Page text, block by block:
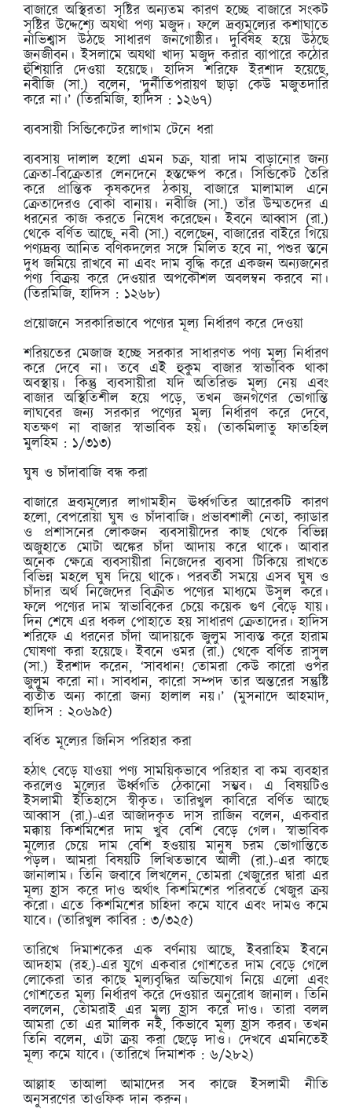
বাজারে অস্থিরতা সৃষ্টির অন্যতম কারণ হচ্ছে বাজারে সংকট
সৃষ্টির উদ্দেশ্যে অযথা পণ্য মজুদ। ফলে দ্রব্যমূল্যের কশাঘাতে
নাভিশ্বাস উঠছে সাধারণ জনগোষ্ঠীর। দুর্বিষহ হয়ে উঠছে
জনজীবন। ইসলামে অযথা খাদ্য মজুদ করার ব্যাপারে কঠোর
হুঁশিয়ারি দেওয়া হয়েছে। হাদিস শরিফে ইরশাদ হয়েছে,
নবীজি (সা.) বলেন, ‘দুর্নীতিপরায়ণ ছাড়া কেউ মজুতদারি
করে না।’ (তিরমিজি, হাদিস : ১২৬৭)
ব্যবসায়ী সিন্ডিকেটের লাগাম টেনে ধরা
ব্যবসায় দালাল হলো এমন চক্র, যারা দাম বাড়ানোর জন্য
ক্রেতা-বিক্রেতার লেনদেনে হস্তক্ষেপ করে। সিন্ডিকেট তৈরি
করে প্রান্তিক কৃষকদের ঠকায়, বাজারে মালামাল এনে
ক্রেতাদেরও বোকা বানায়। নবীজি (সা.) তাঁর উম্মতদের এ
ধরনের কাজ করতে নিষেধ করেছেন। ইবনে আব্বাস (রা.)
থেকে বর্ণিত আছে, নবী (সা.) বলেছেন, বাজারের বাইরে গিয়ে
পণ্যদ্রব্য আনিত বণিকদলের সঙ্গে মিলিত হবে না, পশুর স্তনে
দুধ জমিয়ে রাখবে না এবং দাম বৃদ্ধি করে একজন অন্যজনের
পণ্য বিক্রয় করে দেওয়ার অপকৌশল অবলম্বন করবে না।
(তিরমিজি, হাদিস : ১২৬৮)
প্রয়োজনে সরকারিভাবে পণ্যের মূল্য নির্ধারণ করে দেওয়া
শরিয়তের মেজাজ হচ্ছে সরকার সাধারণত পণ্য মূল্য নির্ধারণ
করে দেবে না। তবে এই হুকুম বাজার স্বাভাবিক থাকা
অবস্থায়। কিন্তু ব্যবসায়ীরা যদি অতিরিক্ত মূল্য নেয় এবং
বাজার অস্থিতিশীল হয়ে পড়ে, তখন জনগণের ভোগান্তি
লাঘবের জন্য সরকার পণ্যের মূল্য নির্ধারণ করে দেবে,
যতক্ষণ না বাজার স্বাভাবিক হয়। (তাকমিলাতু ফাতহিল
মুলহিম : ১/৩১৩)
ঘুষ ও চাঁদাবাজি বন্ধ করা
বাজারে দ্রব্যমূল্যের লাগামহীন ঊর্ধ্বগতির আরেকটি কারণ
হলো, বেপরোয়া ঘুষ ও চাঁদাবাজি। প্রভাবশালী নেতা, ক্যাডার
ও প্রশাসনের লোকজন ব্যবসায়ীদের কাছ থেকে বিভিন্ন
অজুহাতে মোটা অঙ্কের চাঁদা আদায় করে থাকে। আবার
অনেক ক্ষেত্রে ব্যবসায়ীরা নিজেদের ব্যবসা টিকিয়ে রাখতে
বিভিন্ন মহলে ঘুষ দিয়ে থাকে। পরবর্তী সময়ে এসব ঘুষ ও
চাঁদার অর্থ নিজেদের বিক্রীত পণ্যের মাধ্যমে উসুল করে।
ফলে পণ্যের দাম স্বাভাবিকের চেয়ে কয়েক গুণ বেড়ে যায়।
দিন শেষে এর ধকল পোহাতে হয় সাধারণ ক্রেতাদের। হাদিস
শরিফে এ ধরনের চাঁদা আদায়কে জুলুম সাব্যস্ত করে হারাম
ঘোষণা করা হয়েছে। ইবনে ওমর (রা.) থেকে বর্ণিত রাসুল
(সা.) ইরশাদ করেন, ‘সাবধান! তোমরা কেউ কারো ওপর
জুলুম করো না। সাবধান, কারো সম্পদ তার অন্তরের সন্তুষ্টি
ব্যতীত অন্য কারো জন্য হালাল নয়।’ (মুসনাদে আহমাদ,
হাদিস : ২০৬৯৫)
বর্ধিত মূল্যের জিনিস পরিহার করা
হঠাৎ বেড়ে যাওয়া পণ্য সাময়িকভাবে পরিহার বা কম ব্যবহার
করলেও মূল্যের ঊর্ধ্বগতি ঠেকানো সম্ভব। এ বিষয়টিও
ইসলামী ইতিহাসে স্বীকৃত। তারিখুল কাবিরে বর্ণিত আছে
আব্বাস (রা.)-এর আজাদকৃত দাস রাজিন বলেন, একবার
মক্কায় কিশমিশের দাম খুব বেশি বেড়ে গেল। স্বাভাবিক
মূল্যের চেয়ে দাম বেশি হওয়ায় মানুষ চরম ভোগান্তিতে
পড়ল। আমরা বিষয়টি লিখিতভাবে আলী (রা.)-এর কাছে
জানালাম। তিনি জবাবে লিখলেন, তোমরা খেজুরের দ্বারা এর
মূল্য হ্রাস করে দাও অর্থাৎ কিশমিশের পরিবর্তে খেজুর ক্রয়
করো। এতে কিশমিশের চাহিদা কমে যাবে এবং দামও কমে
যাবে। (তারিখুল কাবির : ৩/৩২৫)
তারিখে দিমাশকের এক বর্ণনায় আছে, ইবরাহিম ইবনে
আদহাম (রহ.)-এর যুগে একবার গোশতের দাম বেড়ে গেলে
লোকেরা তার কাছে মূল্যবৃদ্ধির অভিযোগ নিয়ে এলো এবং
গোশতের মূল্য নির্ধারণ করে দেওয়ার অনুরোধ জানাল। তিনি
বললেন, তোমরাই এর মূল্য হ্রাস করে দাও। তারা বলল
আমরা তো এর মালিক নই, কিভাবে মূল্য হ্রাস করব। তখন
তিনি বলেন, এটা ক্রয় করা ছেড়ে দাও। দেখবে এমনিতেই
মূল্য কমে যাবে। (তারিখে দিমাশক : ৬/২৮২)
আল্লাহ তাআলা আমাদের সব কাজে ইসলামী নীতি
অনুসরণের তাওফিক দান করুন।